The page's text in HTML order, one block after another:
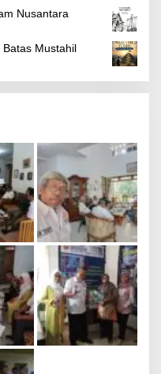
Nusantara
Batas Mustahil